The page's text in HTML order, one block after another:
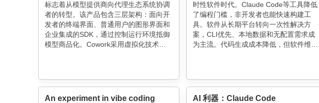
标志着从模型提供商向代理生态系统协调
者的转型。该产品包含三层架构：面向开
发者的终端界面、普通用户的图形界面和
企业集成的SDK，通过控制运行环境抵御
模型商品化。Cowork采用虚拟化技术确
时性软件时代。Claude Code等工具降低
了编程门槛，非开发者也能快速构建工
具。软件从长期平台转向一次性解决方
案，CLI优先、本地数据和无配置需求成
为主流。代码生成成本降低，但软件维护
责。
An experiment in vibe coding AI 利器：Claude Code